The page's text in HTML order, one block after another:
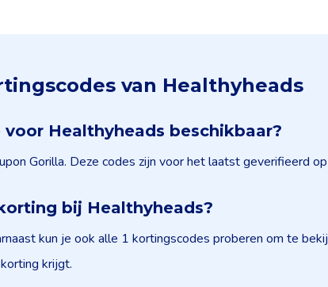
van Healthyheads
Healthyheads beschikbaar?
Gorilla. Deze codes zijn voor het laatst geverifieerd
bij Healthyheads?
kun je ook alle 1 kortingscodes proberen om te
krijgt.